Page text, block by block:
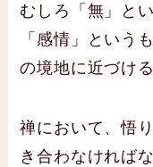
むしろ「無」と
「感情」という
の境地に近づけ
禅において、悟
き合わなければ